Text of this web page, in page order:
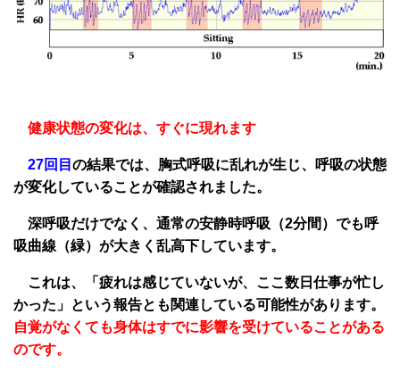
健康状態の変化は、すぐに現れます
27回目 の結果では、胸式呼吸に乱れが生じ、呼吸の状態
が変化していることが確認されました。
深呼吸だけでなく、通常の安静時呼吸（2分間）でも呼
吸曲線（緑）が大きく乱高下しています。
これは、「疲れは感じていないが、ここ数日仕事が忙し
かった」という報告とも関連している可能性があります。
自覚がなくても身体はすでに影響を受けていることがある
のです。